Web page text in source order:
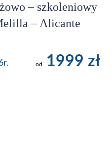
– szkoleniowy
– Alicante
od 1999 zł